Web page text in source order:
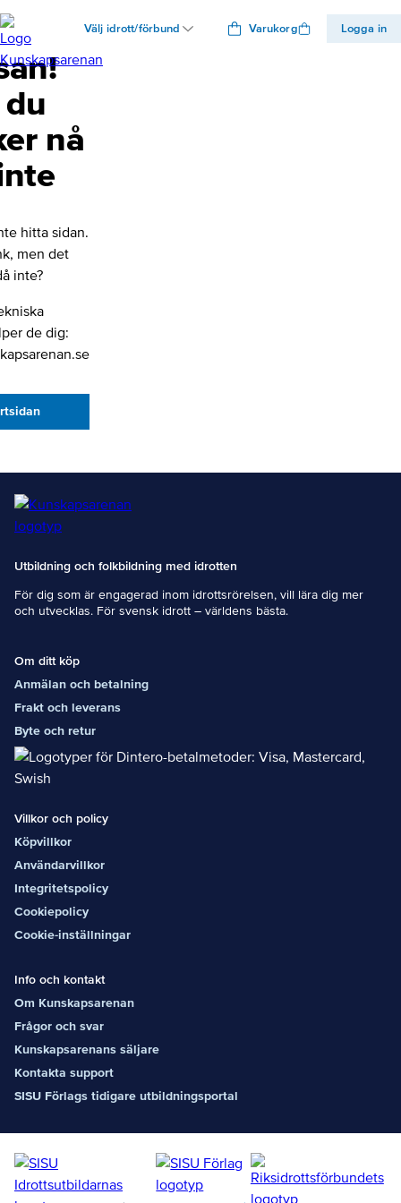
Välj idrott/förbund Varukorg Logga in
nå
hitta sidan.
men det
inte?
de dig:
Utbildning och folkbildning med idrotten
För dig som är engagerad inom idrottsrörelsen, vill lära dig mer
och utvecklas. För svensk idrott – världens bästa.
Om ditt köp
Anmälan och betalning
Frakt och leverans
Byte och retur
Villkor och policy
Köpvillkor
Användarvillkor
Integritetspolicy
Cookiepolicy
Cookie-inställningar
Info och kontakt
Om Kunskapsarenan
Frågor och svar
Kunskapsarenans säljare
Kontakta support
SISU Förlags tidigare utbildningsportal